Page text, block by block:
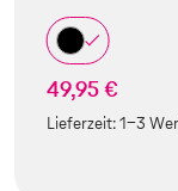
49,95 €
Lieferzeit:1-3